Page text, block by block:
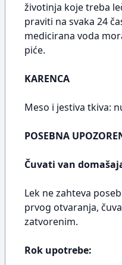
životinja koje treba
praviti na svaka 24
medicirana voda
piće.
KARENCA
Meso i jestiva tkiva:
POSEBNA
Čuvati van
Lek ne zahteva
prvog otvaranja,
zatvorenim.
Rok upotrebe: